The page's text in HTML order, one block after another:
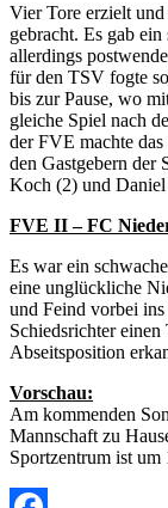
Vier Tore erzielt
gebracht. Es gab
allerdings
für den TSV fogte
bis zur Pause, wo
gleiche Spiel nach
der FVE machte
den Gastgebern der
Koch (2) und
FVE II – FC
Es war ein
eine unglückliche
und Feind vorbei
Schiedsrichter
Abseitsposition
Vorschau:
Am kommenden
Mannschaft zu
Sportzentrum ist um